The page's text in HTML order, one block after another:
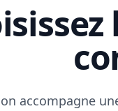
accompagne